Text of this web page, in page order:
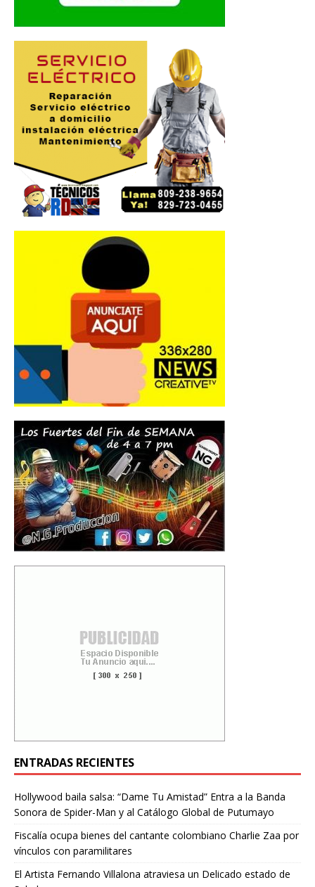
ENTRADAS RECIENTES
Hollywood baila salsa: “Dame Tu Amistad” Entra a la Banda
Sonora de Spider-Man y al Catálogo Global de Putumayo
Fiscalía ocupa bienes del cantante colombiano Charlie Zaa por
vínculos con paramilitares
El Artista Fernando Villalona atraviesa un Delicado estado de